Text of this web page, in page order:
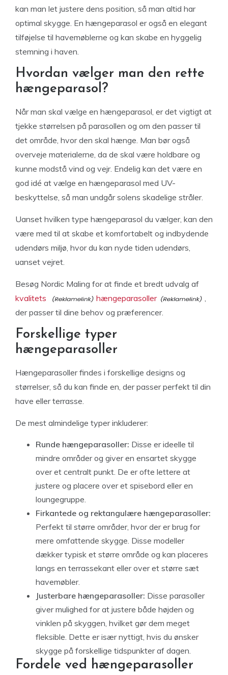
kan man let justere dens position, så man altid har
optimal skygge. En hængeparasol er også en elegant
tilføjelse til havemøblerne og kan skabe en hyggelig
stemning i haven.
Hvordan vælger man den rette
hængeparasol?
Når man skal vælge en hængeparasol, er det vigtigt at
tjekke størrelsen på parasollen og om den passer til
det område, hvor den skal hænge. Man bør også
overveje materialerne, da de skal være holdbare og
kunne modstå vind og vejr. Endelig kan det være en
god idé at vælge en hængeparasol med UV-
beskyttelse, så man undgår solens skadelige stråler.
Uanset hvilken type hængeparasol du vælger, kan den
være med til at skabe et komfortabelt og indbydende
udendørs miljø, hvor du kan nyde tiden udendørs,
uanset vejret.
Besøg Nordic Maling for at finde et bredt udvalg af
kvalitets
hængeparasoller
,
der passer til dine behov og præferencer.
Forskellige typer
hængeparasoller
Hængeparasoller findes i forskellige designs og
størrelser, så du kan finde en, der passer perfekt til din
have eller terrasse.
De mest almindelige typer inkluderer:
Runde hængeparasoller: Disse er ideelle til
mindre områder og giver en ensartet skygge
over et centralt punkt. De er ofte lettere at
justere og placere over et spisebord eller en
loungegruppe.
Firkantede og rektangulære hængeparasoller:
Perfekt til større områder, hvor der er brug for
mere omfattende skygge. Disse modeller
dækker typisk et større område og kan placeres
langs en terrassekant eller over et større sæt
havemøbler.
Justerbare hængeparasoller: Disse parasoller
giver mulighed for at justere både højden og
vinklen på skyggen, hvilket gør dem meget
fleksible. Dette er især nyttigt, hvis du ønsker
skygge på forskellige tidspunkter af dagen.
Fordele ved hængeparasoller